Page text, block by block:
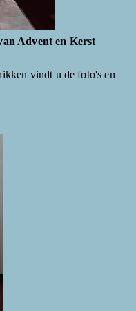
Advent en Kerst
vindt u de foto's en